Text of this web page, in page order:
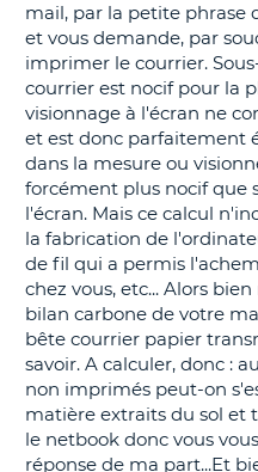
mail, par la petite phrase
et vous demande, par
imprimer le courrier.
courrier est nocif pour la
visionnage à l'écran ne
et est donc parfaitement
dans la mesure ou
forcément plus nocif que
l'écran. Mais ce calcul
la fabrication de
de fil qui a permis
chez vous, etc... Alors
bilan carbone de votre
bête courrier papier
savoir. A calculer, donc :
non imprimés peut-on
matière extraits du sol et
le netbook donc vous
réponse de ma part...Et